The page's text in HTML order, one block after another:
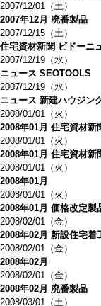
2007/12/01（土）
2007年12月 廃番製品
2007/12/15（土）
住宅資材新聞 ビドーニ
2007/12/19（水）
ニュース SEOTOOLS
2007/12/19（水）
ニュース 新建ハウジン
2008/01/01（火）
2008年01月 住宅資材新
2008/01/01（火）
2008年01月 住宅資材新
2008/01/01（火）
2008年01月
2008/01/01（火）
2008年01月 価格改定製
2008/02/01（金）
2008年02月 新設住宅着
2008/02/01（金）
2008年02月
2008/02/01（金）
2008年02月 廃番製品
2008/03/01（土）